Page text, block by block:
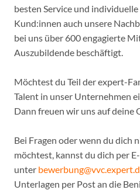
besten Service und
Kund:innen auch unsere
bei uns über 600 engagierte
Auszubildende beschäftigt.
Möchtest du Teil der expert-
Talent in unser Unternehmen
Dann freuen wir uns auf deine
Bei Fragen oder wenn du dich
möchtest, kannst du dich per
unter
Unterlagen per Post an die